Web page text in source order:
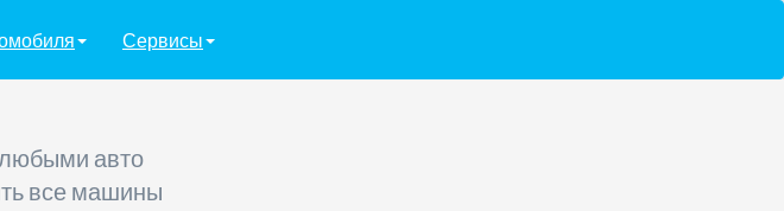
Сервисы
авто
все машины